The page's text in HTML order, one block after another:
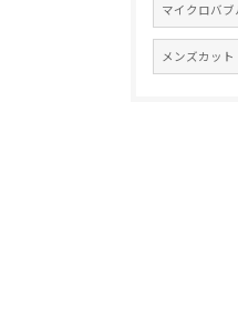
マイクロバブ
メンズカット